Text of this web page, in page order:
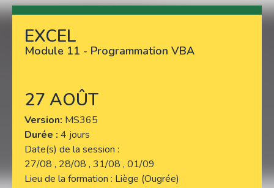
Lire plus
EXCEL
Module 11 - Programmation VBA
27 AOÛT
Version MS365
Durée : 4 jours
Date(s) de la session
27/08 , 28/08 , 31/08 , 01/09
Lieu de la formation Liège (Ougrée)